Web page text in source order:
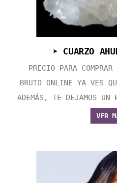
➤ CUARZO
PRECIO PARA COMPRAR
BRUTO ONLINE YA VES
ADEMÁS, TE DEJAMOS
VER